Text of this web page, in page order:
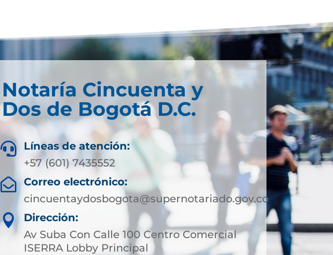
Notaría Cincuenta y
Dos de Bogotá D.C.

Líneas de atención:
+57 (601) 7435552

Correo electrónico:
cincuentaydosbogota@supernotariado.gov.co

Dirección:
Av Suba Con Calle 100 Centro Comercial
ISERRA Lobby Principal